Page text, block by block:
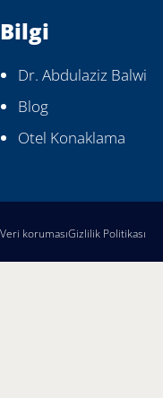
Bilgi
Dr. Abdulaziz Balwi
Blog
Otel Konaklama
Veri korumasıGizlilik Politikası